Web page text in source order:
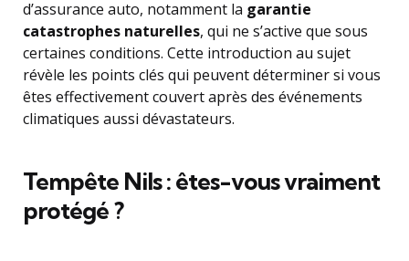
d’assurance auto, notamment la garantie
catastrophes naturelles, qui ne s’active que sous
certaines conditions. Cette introduction au sujet
révèle les points clés qui peuvent déterminer si vous
êtes effectivement couvert après des événements
climatiques aussi dévastateurs.
Tempête Nils : êtes-vous vraiment
protégé ?